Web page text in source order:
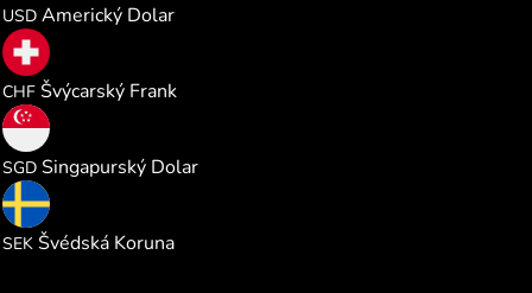
USD Americký Dolar
CHF Švýcarský Frank
SGD Singapurský Dolar
SEK Švédská Koruna